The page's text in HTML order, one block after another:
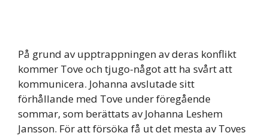
På grund av upptrappningen av deras konflikt
kommer Tove och tjugo-något att ha svårt att
kommunicera. Johanna avslutade sitt
förhållande med Tove under föregående
sommar, som berättats av Johanna Leshem
Jansson. För att försöka få ut det mesta av Toves